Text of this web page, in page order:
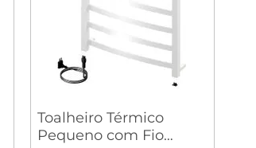
Toalheiro Térmico
Pequeno com Fio